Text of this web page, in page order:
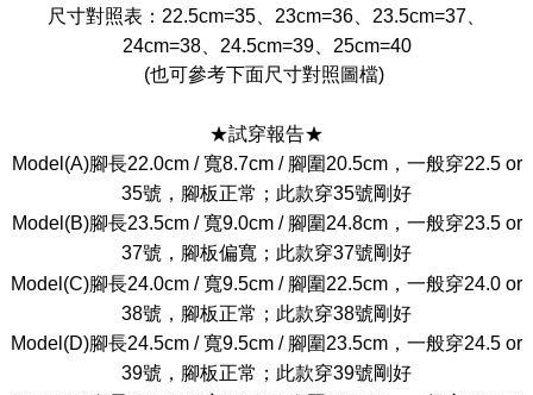
尺寸對照表：22.5cm=35、23cm=36、23.5cm=37、
24cm=38、24.5cm=39、25cm=40
(也可參考下面尺寸對照圖檔)
★試穿報告★
Model(A)腳長22.0cm / 寬8.7cm / 腳圍20.5cm，一般穿22.5 or
35號，腳板正常；此款穿35號剛好
Model(B)腳長23.5cm / 寬9.0cm / 腳圍24.8cm，一般穿23.5 or
37號，腳板偏寬；此款穿37號剛好
Model(C)腳長24.0cm / 寬9.5cm / 腳圍22.5cm，一般穿24.0 or
38號，腳板正常；此款穿38號剛好
Model(D)腳長24.5cm / 寬9.5cm / 腳圍23.5cm，一般穿24.5 or
39號，腳板正常；此款穿39號剛好